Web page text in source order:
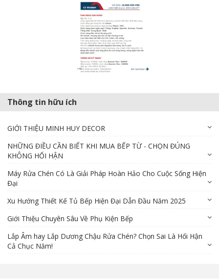
Thông tin hữu ích
GIỚI THIỆU MINH HUY DECOR
NHỮNG ĐIỀU CẦN BIẾT KHI MUA BẾP TỪ - CHỌN ĐÚNG
KHÔNG HỐI HẬN
Máy Rửa Chén Có Là Giải Pháp Hoàn Hảo Cho Cuộc Sống Hiện
Đại
Xu Hướng Thiết Kế Tủ Bếp Hiện Đại Dẫn Đầu Năm 2025
Giới Thiệu Chuyên Sâu Về Phụ Kiện Bếp
Lắp Âm hay Lắp Dương Chậu Rửa Chén? Chọn Sai Là Hối Hận
Cả Chục Năm!